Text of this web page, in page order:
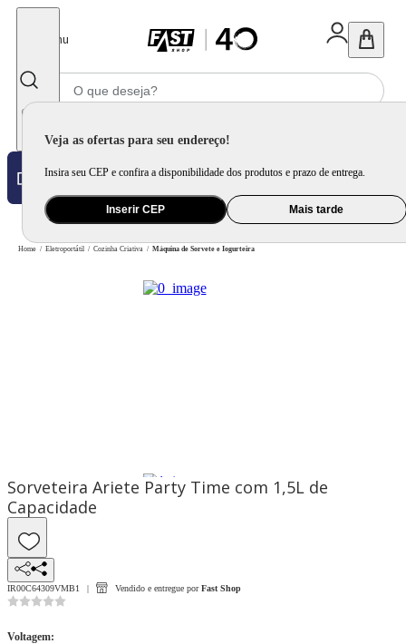
Menu
Veja as ofertas para seu endereço!
Insira seu CEP e confira a disponibilidade dos produtos e prazo de entrega.
Inserir CEP Mais tarde
Home / Eletroportátil / Cozinha Criativa / Máquina de Sorvete e Iogurteira
Sorveteira Ariete Party Time com 1,5L de
Capacidade
IR00C64309VMB1 Vendido e entregue por Fast Shop
Voltagem: